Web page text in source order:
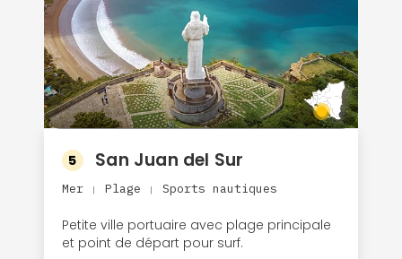
5 San Juan del Sur
Mer | Plage | Sports nautiques
Petite ville portuaire avec plage principale
et point de départ pour surf.